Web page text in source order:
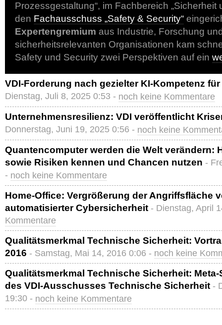
Prozessgestaltung“, im Fachbereich „Sicherheit
den Fachausschuss „Safety & Security“
Expertengremium aus Industrie, Forschung
sicherheitsrelevanten Organisationen kam
Safety und Security zwei Perspektiven auf ein
VDI-Forderung nach gezielter KI-Kompetenz
Dienstag, Juli 8, 2025 0:53 - noch keine Kommentare
Unternehmensresilienz: VDI veröffentlicht
Donnerstag, Juni 19, 2025 0:56 - noch keine
Quantencomputer werden die Welt verändern:
sowie Risiken kennen und Chancen nutzen -
- noch keine Kommentare
Home-Office: Vergrößerung der Angriffsfläche
automatisierter Cybersicherheit - Dienstag, April
Kommentare
Qualitätsmerkmal Technische Sicherheit:
2016 - Samstag, Mai 14, 2016 0:06 - noch keine
Qualitätsmerkmal Technische Sicherheit:
des VDI-Ausschusses Technische Sicherheit -
19:30 - noch keine Kommentare